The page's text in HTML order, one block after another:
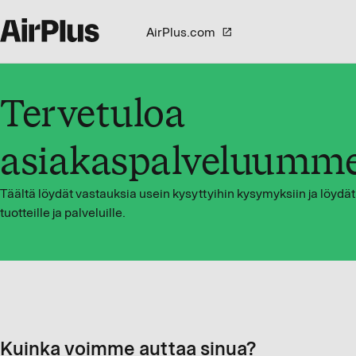
AirPlus.com
Tervetuloa
Täältä löydät vastauksia usein kysyttyihin kysymyksiin ja
tuotteille ja palveluille.
Kuinka voimme auttaa sinua?